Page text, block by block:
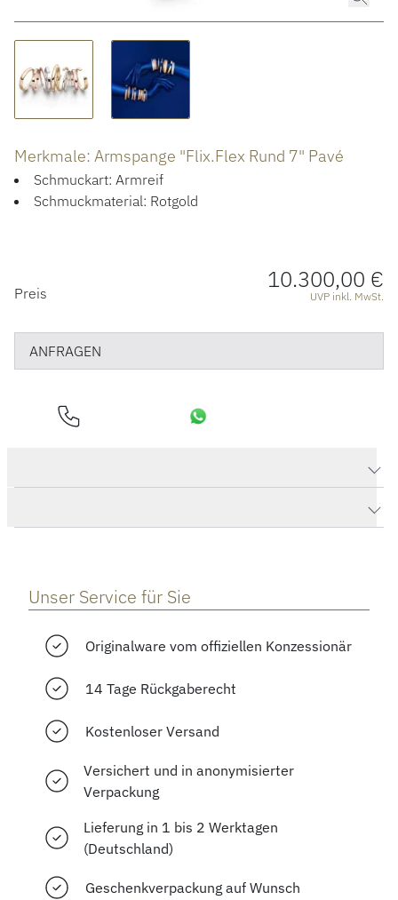
HOCHZEIT
ACCESSOIRES
ÜBER UNS
Merkmale: Armspange "Flix.Flex Rund 7" Pavé
Schmuckart: Armreif
Schmuckmaterial: Rotgold
PREISINFORMATIONEN
Preis 10.300,00 €
UVP inkl. MwSt.
ANFRAGEN
Unser Service für Sie
Originalware vom offiziellen Konzessionär
14 Tage Rückgaberecht
Kostenloser Versand
Versichert und in anonymisierter
Verpackung
Lieferung in 1 bis 2 Werktagen
(Deutschland)
Geschenkverpackung auf Wunsch